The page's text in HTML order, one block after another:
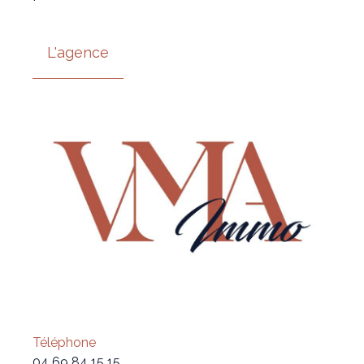
L'agence
Téléphone